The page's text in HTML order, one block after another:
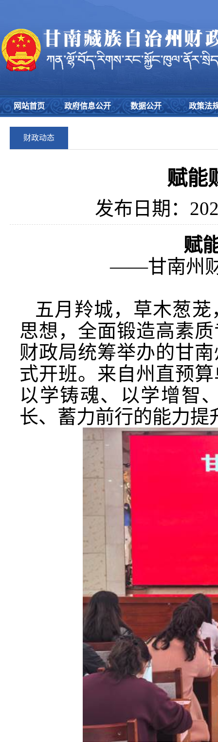
网站首页 政府信息公开 数据公开 政策法
财政动态
赋能
发布日期：
赋
——甘南州财
五月羚城，草木葱
思想，全面锻造高素
财政局统筹举办的甘
式开班。来自州直预
以学铸魂、以学增智
长、蓄力前行的能力提